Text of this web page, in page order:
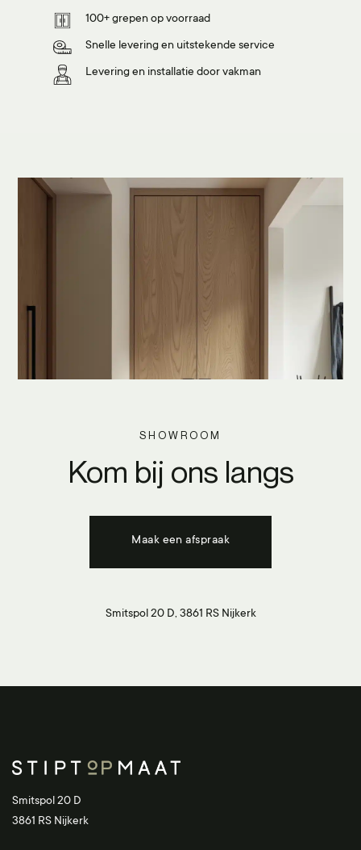
100+ grepen op voorraad
Snelle levering en uitstekende service
Levering en installatie door vakman
SHOWROOM
Kom bij ons langs
Maak een afspraak
Smitspol 20 D, 3861 RS Nijkerk
Smitspol 20 D
3861 RS Nijkerk